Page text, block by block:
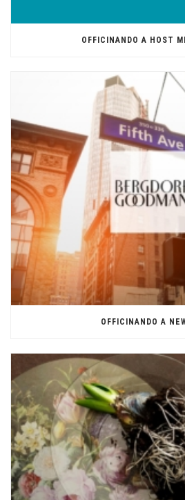
OFFICINANDO A HOST
OFFICINANDO A